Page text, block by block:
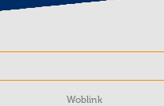
Woblink